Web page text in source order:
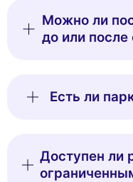
Можно ли
до или после
Есть ли
Доступен ли